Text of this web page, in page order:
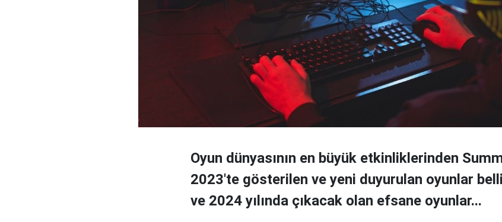
Oyun dünyasının en büyük etkinliklerinden
2023'te gösterilen ve yeni duyurulan oyunlar
ve 2024 yılında çıkacak olan efsane oyunlar...